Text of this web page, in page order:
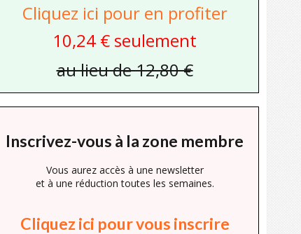
Cliquez ici pour en profiter
10,24 € seulement
au lieu de 12,80 €
Inscrivez-vous à la zone membre
Vous aurez accès à une newsletter
et à une réduction toutes les semaines.
Cliquez ici pour vous inscrire